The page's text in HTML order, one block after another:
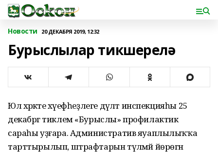
Новости 20 ДЕКАБРЯ 2019, 12:32
Бурыслылар тикшерелә
Юл хәрәкәте хәүефһеҙлеге дәүләт инспекцияһы 25
декабргә тиклем «Бурыслы» профилактик
сараһы уҙғара. Административ яуаплылыҡҡа
тарттырылып, штрафтарын түләмәй йөрөгән